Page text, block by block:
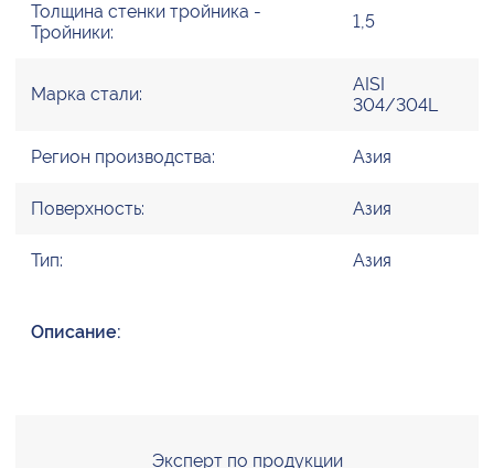
Толщина стенки тройника -
Тройники:
1,5
Марка стали:
AISI
304/304L
Регион производства: Азия
Поверхность: Азия
Тип: Азия
Описание:
Эксперт по продукции